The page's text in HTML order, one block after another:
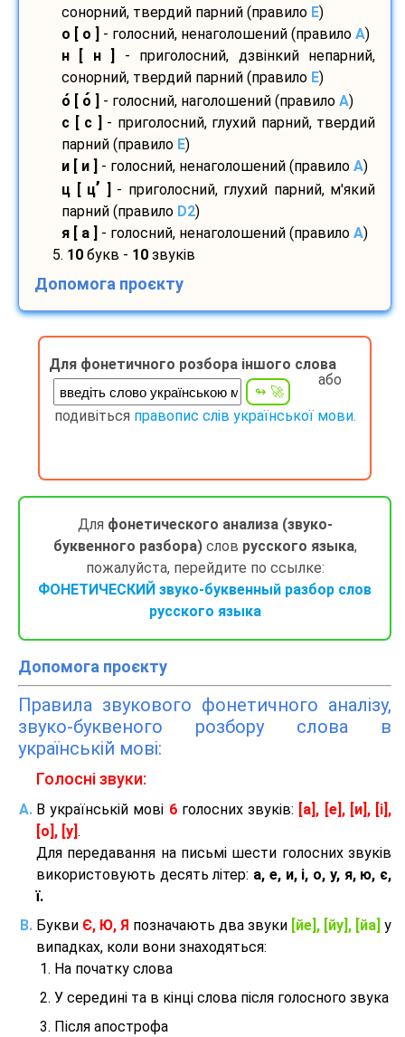
сонорний, твердий парний (правило E)
о [ о ]
- голосний, ненаголошений (правило A)
н [ н ]
- приголосний, дзвінкий непарний,
сонорний, твердий парний (правило E)
о [ о - голосний, наголошений (правило A)
с [ с ]
- приголосний, глухий парний, твердий
парний (правило E)
и [ и ]
- голосний, ненаголошений (правило A)
ц [ ц’
- приголосний, глухий парний, м'який
парний (правило D2)
я [ а ]
- голосний, ненаголошений (правило A)
5. 10 букв - 10 звуків
Допомога проєкту
Для фонетичного розбора іншого слова
або
подивіться правопис слів української мови.
Для фонетического анализа (звуко-
буквенного разбора)слов русского языка,
пожалуйста, перейдите по ссылке:
ФОНЕТИЧЕСКИЙ звуко-буквенный разбор слов
русского языка
Допомога проєкту
Правила звукового фонетичного аналізу,
звуко-буквеного розбору слова в
українській мові:
Голосні звуки:
В українській мові 6голосних звуків:
[а], [е], [и], [і],
[о], [у] .
Для передавання на письмі шести голосних звуків
використовують десять літер: а, е, и, і, о, у, я, ю, є,
ї.
Букви Є, Ю, Я позначають два звуки [йе], [йу], [йа] у
випадках, коли вони знаходяться:
На початку слова
У середині та в кінці слова після голосного звука
Після апострофа